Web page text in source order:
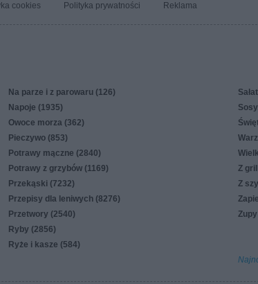
cookies Polityka prywatności Reklama
Na parze i z parowaru (126)
Napoje (1935)
Owoce morza (362)
Pieczywo (853)
Potrawy mączne (2840)
Potrawy z grzybów (1169)
Przekąski (7232)
Przepisy dla leniwych (8276)
Przetwory (2540)
Ryby (2856)
Ryże i kasze (584)
Z
Z